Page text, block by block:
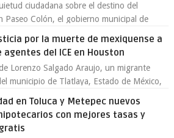
ciudadana sobre el destino del
Paseo Colón, el gobierno municipal de
por la muerte de mexiquense a
agentes del ICE en Houston
Lorenzo Salgado Araujo, un migrante
municipio de Tlatlaya, Estado de México,
en Toluca y Metepec nuevos
con mejores tasas y